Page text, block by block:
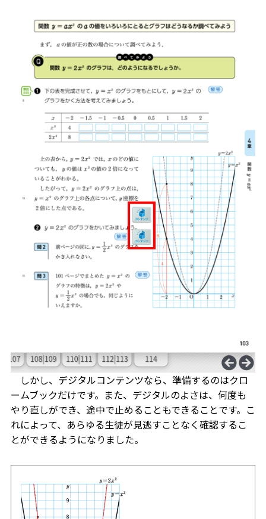
しかし、デジタルコンテンツなら、準備するのはクロ
ームブックだけです。また、デジタルのよさは、何度も
やり直しができ、途中で止めることもできることです。こ
れによって、あらゆる生徒が見逃すことなく確認するこ
とができるようになりました。